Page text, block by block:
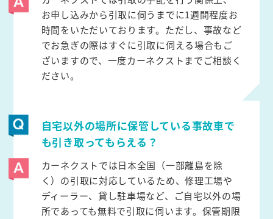
お申し込みから引取に伺うまでに1週間程度お
時間をいただいております。ただし、事故など
でお急ぎの際はすぐに引取に伺える場合もご
ざいますので、一度カーネクストまでご相談く
ださい。
自宅以外の場所に保管している事故車で
も引き取ってもらえる？
カーネクストでは日本全国（一部離島を除
く）の引取に対応しているため、修理工場や
ディーラー、貸し駐車場など、ご自宅以外の場
所であっても無料で引取に伺います。保管期限